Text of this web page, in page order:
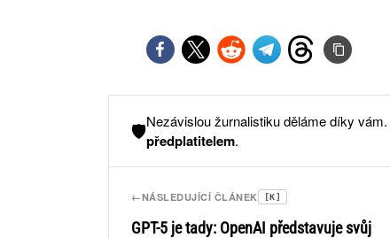
🛡️Nezávislou žurnalistiku děláme díky vám.
předplatitelem.
←NÁSLEDUJÍCÍ ČLÁNEK [K]
GPT-5 je tady: OpenAI představuje svůj